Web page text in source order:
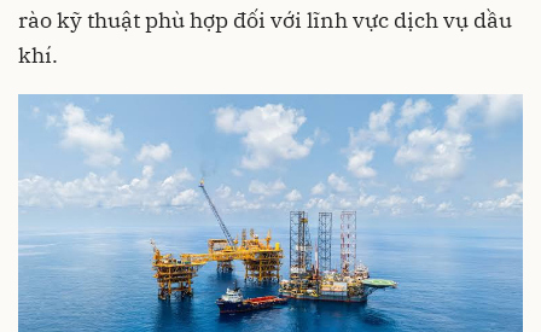
rào kỹ thuật phù hợp đối với lĩnh vực dịch vụ dầu
khí.